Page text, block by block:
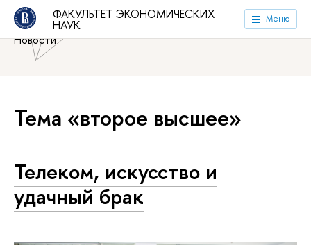
ФАКУЛЬТЕТ ЭКОНОМИЧЕСКИХ
НАУК Меню
Национальный исследовательский университет «Высшая
школа экономики»
Факультет экономических наук
Новости
Тема «второе высшее»
Телеком, искусство и
удачный брак